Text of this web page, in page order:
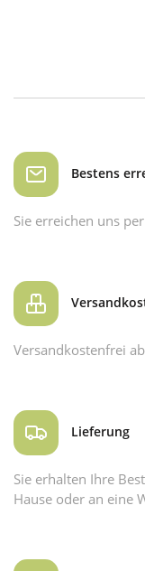
Bestens
Sie erreichen uns
Versandkostenfrei
Lieferung
Sie erhalten Ihre
Hause oder an eine